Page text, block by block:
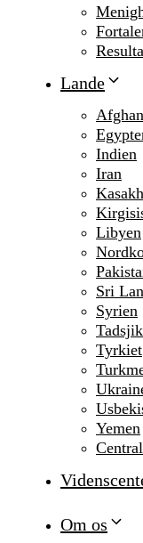
Lande
Indien
Iran
Libyen
Sri
Syrien
Tyrkiet
Yemen
Om os